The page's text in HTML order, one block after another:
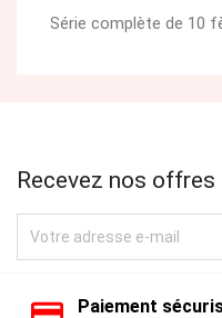
Série complète de 10
Recevez nos offres
Paiement